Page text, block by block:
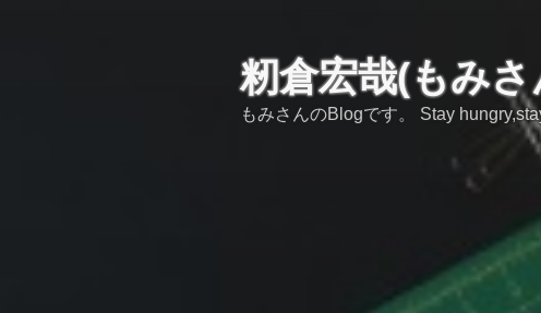
籾倉宏哉(もみ
もみさんのBlogです。 Stay